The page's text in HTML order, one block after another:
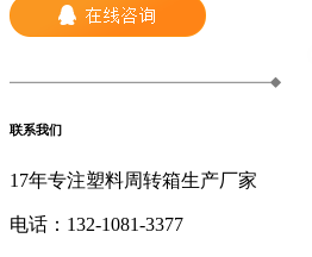
联系我们
17年专注塑料周转箱生产厂家
电话： 132-1081-3377